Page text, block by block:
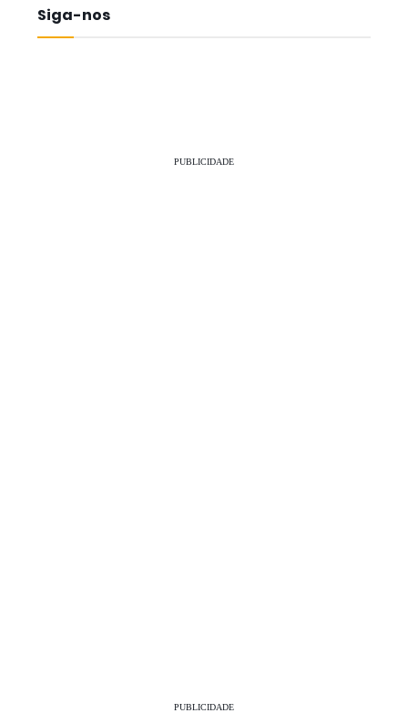
Siga-nos
PUBLICIDADE
PUBLICIDADE